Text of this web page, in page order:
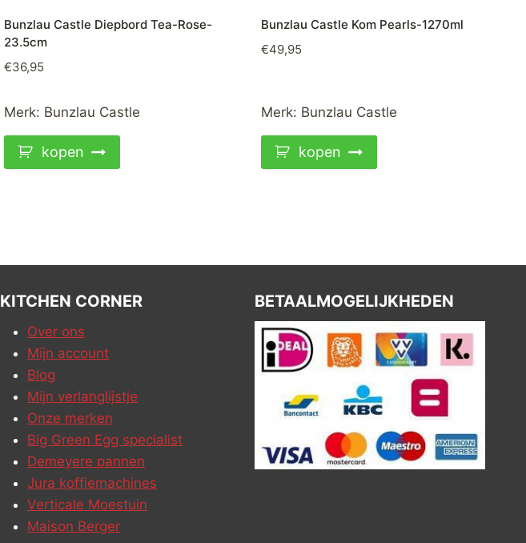
Bunzlau Castle Diepbord Tea-Rose-
23.5cm
€36,95
Merk: Bunzlau Castle
kopen
Bunzlau Castle Kom Pearls-1270ml
€49,95
Merk: Bunzlau Castle
kopen
KITCHEN CORNER
Over ons
Mijn account
Blog
Mijn verlanglijstje
Onze merken
Big Green Egg specialist
Demeyere pannen
Jura koffiemachines
Verticale Moestuin
Maison Berger
BETAALMOGELIJKHEDEN